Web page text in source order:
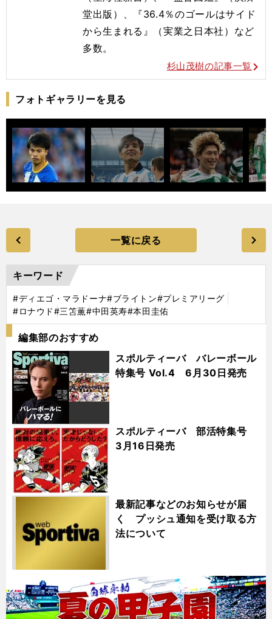
堂出版）、『36.4％のゴールはサイド
から生まれる』（実業之日本社）など
多数。
杉山茂樹の記事一覧
フォトギャラリーを見る
一覧に戻る
キーワード
#ディエゴ・マラドーナ#ブライトン#プレミアリーグ
#ロナウド#三笘薫#中田英寿#本田圭佑
編集部のおすすめ
スポルティーバ バレーボール
特集号 Vol.4 6月30日発売
スポルティーバ 部活特集号
3月16日発売
最新記事などのお知らせが届
く プッシュ通知を受け取る方
法について